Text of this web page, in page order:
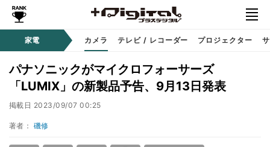
家電 カメラ テレビ / レコーダー プロジェクター
パナソニックがマイクロフォーサーズ
「LUMIX」の新製品予告、9月13日発表
掲載日 2023/09/07 00:25
著者： 磯修